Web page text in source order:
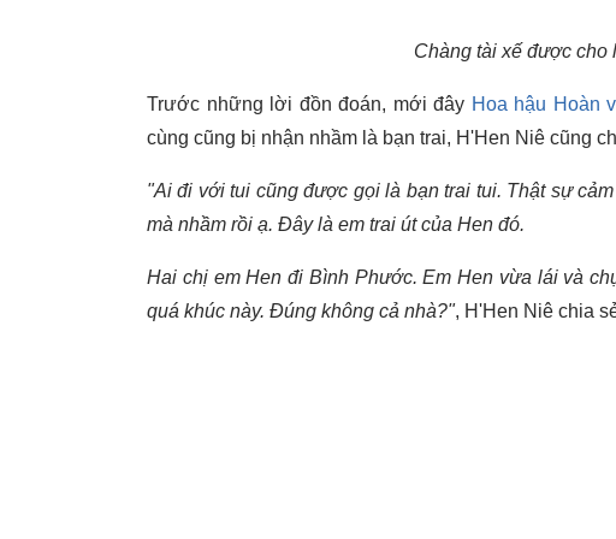
Chàng tài xế được cho
Trước những lời đồn đoán, mới đây Hoa hậu Hoàn
cùng cũng bị nhận nhầm là bạn trai, H'Hen Niê cũng
"Ai đi với tui cũng được gọi là bạn trai tui. Thật sự
mà nhầm rồi ạ. Đây là em trai út của Hen đó.
Hai chị em Hen đi Bình Phước. Em Hen vừa lái và
quá khúc này. Đúng không cả nhà?", H'Hen Niê chia